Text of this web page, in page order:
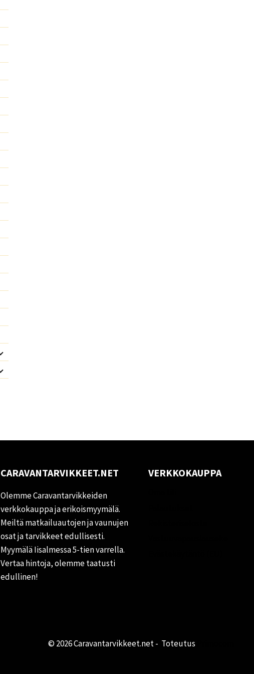
CARAVANTARVIKKEET.NET
Olemme Caravantarvikkeiden
verkkokauppa ja erikoismyymälä.
Meiltä matkailuautojen ja vaunujen
osat ja tarvikkeet edullisesti.
Myymälä Iisalmessa 5-tien varrella.
Vertaa hintoja, olemme taatusti
edullinen!
VERKKOKAUPPA
© 2026 Caravantarvikkeet.net - Toteutus